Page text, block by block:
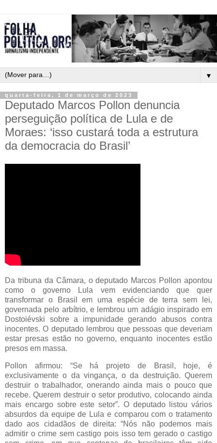
▼
quarta-feira, 1 de março de 2023
Deputado Marcos Pollon denuncia
perseguição política de Lula e de
Moraes: ‘isso custará toda a estrutura
da democracia do Brasil’
Da tribuna da Câmara, o deputado Marcos Pollon apontou
como o governo Lula vem evidenciando que quer
transformar o Brasil em uma espécie de terra sem lei,
governada pelo arbítrio, e lembrou um adágio inspirado em
Dostoiévski sobre a impunidade gerando abusos contra
inocentes. O deputado lembrou que pessoas que deveriam
estar presas estão no governo, enquanto inocentes estão
presos em massa.
Pollon afirmou: “Se há projeto de Brasil, hoje, é
exclusivamente o da vingança, o da destruição. Querem
destruir o trabalhador, onerando ainda mais o pouco que
recebe. Querem destruir o setor produtivo, colocando ainda
mais encargo sobre este setor”. O deputado listou vários
absurdos da equipe de Lula e comparou com o tratamento
dado aos cidadãos de direita: “Nós não podemos mais
admitir o crime sem castigo pois isso tem gerado o castigo